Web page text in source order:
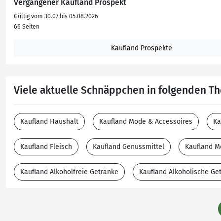
Vergangener Kaufland Prospekt
Gültig vom 30.07 bis 05.08.2026
66 Seiten
Kaufland Prospekte
Viele aktuelle Schnäppchen in folgenden
Kaufland Haushalt Kaufland Mode & Accessoires
Kaufland Fleisch Kaufland Genussmittel Kaufland
Kaufland Alkoholfreie Getränke Kaufland Alkoholische